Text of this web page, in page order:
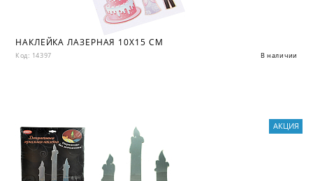
НАКЛЕЙКА ЛАЗЕРНАЯ 10X15 СМ
Код: 14397 В наличии
АКЦИЯ